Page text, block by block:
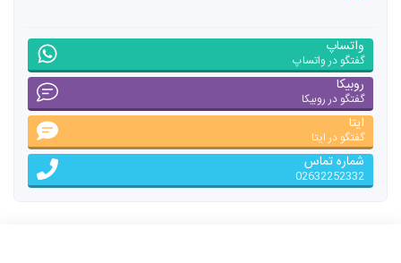
واتساپ
گفتگو در واتساپ
روبیکا
گفتگو در روبیکا
ایتا
گفتگو در ایتا
شماره تماس
02632252332